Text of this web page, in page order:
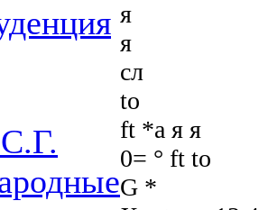
я
я
сл
to
ft *а я я
0= ° ft to
G *